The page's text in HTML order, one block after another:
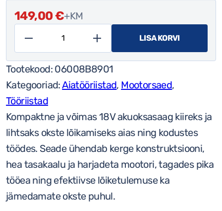
149,00€+KM
Green
EasyChain
18V-
15-
LISA KORVI
Tootekood: 06008B8901
Kategooriad:Aiatööriistad, Mootorsaed,
Tööriistad
Kompaktne ja võimas 18V akuoksasaag kiireks ja
lihtsaks okste lõikamiseks aias ning kodustes
töödes. Seade ühendab kerge konstruktsiooni,
hea tasakaalu ja harjadeta mootori, tagades pika
tööea ning efektiivse lõiketulemuse ka
jämedamate okste puhul.